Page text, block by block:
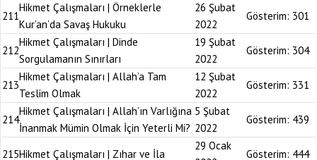
211
Hikmet Çalışmaları | Örneklerle
Kur’an’da Savaş Hukuku
26 Şubat
2022
Gösterim: 301
212
Hikmet Çalışmaları | Dinde
Sorgulamanın Sınırları
19 Şubat
2022
Gösterim: 304
213
Hikmet Çalışmaları | Allah’a Tam
Teslim Olmak
12 Şubat
2022
Gösterim: 331
214
Hikmet Çalışmaları | Allah’ın Varlığına
İnanmak Mümin Olmak İçin Yeterli Mi?
5 Şubat
2022
Gösterim: 439
215Hikmet Çalışmaları | Zıhar ve İla
29 Ocak
Gösterim: 444